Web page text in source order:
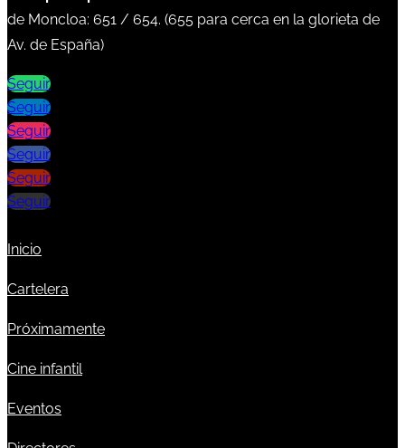
de Moncloa: 651 / 654. (655 para cerca en la glorieta de
Av. de España)
Seguir
Seguir
Seguir
Seguir
Seguir
Seguir
Inicio
Cartelera
Próximamente
Cine infantil
Eventos